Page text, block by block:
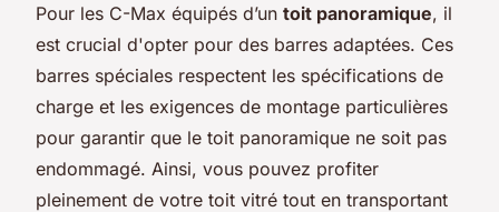
Pour les C-Max équipés d’un toit panoramique, il
est crucial d'opter pour des barres adaptées. Ces
barres spéciales respectent les spécifications de
charge et les exigences de montage particulières
pour garantir que le toit panoramique ne soit pas
endommagé. Ainsi, vous pouvez profiter
pleinement de votre toit vitré tout en transportant